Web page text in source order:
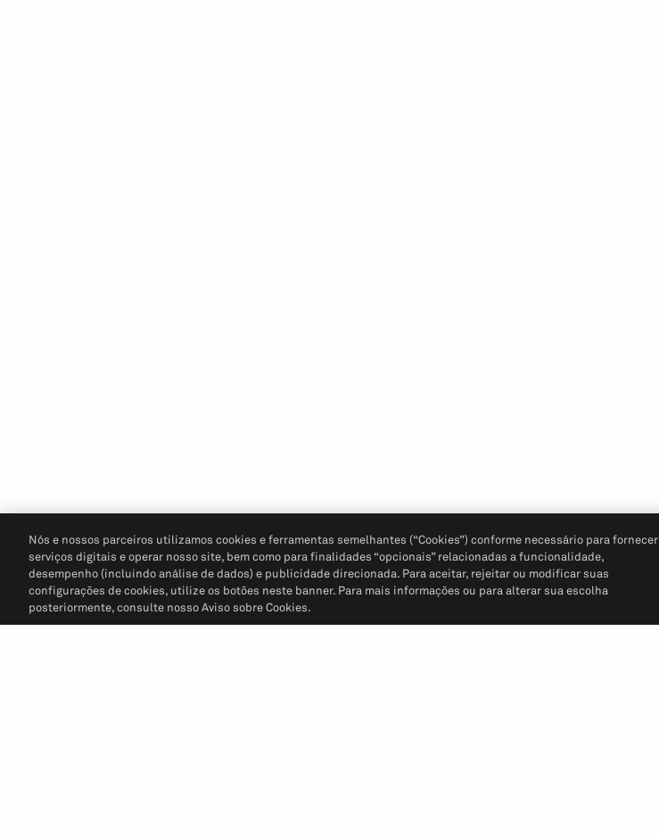
Nós e nossos parceiros utilizamos cookies e ferramentas semelhantes (“Cookies”) conforme necessário para fornecer
serviços digitais e operar nosso site, bem como para finalidades “opcionais” relacionadas a funcionalidade,
desempenho (incluindo análise de dados) e publicidade direcionada. Para aceitar, rejeitar ou modificar suas
configurações de cookies, utilize os botões neste banner. Para mais informações ou para alterar sua escolha
posteriormente, consulte nosso Aviso sobre Cookies.